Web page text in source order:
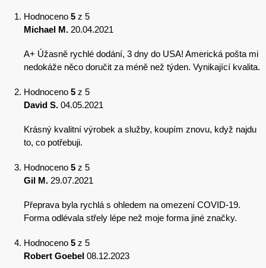
Hodnoceno 5 z 5
Michael M. 20.04.2021
A+ Úžasně rychlé dodání, 3 dny do USA! Americká pošta mi
nedokáže něco doručit za méně než týden. Vynikající kvalita.
Hodnoceno 5 z 5
David S. 04.05.2021
Krásný kvalitní výrobek a služby, koupím znovu, když najdu
to, co potřebuji.
Hodnoceno 5 z 5
Gil M. 29.07.2021
Přeprava byla rychlá s ohledem na omezení COVID-19.
Forma odlévala střely lépe než moje forma jiné značky.
Hodnoceno 5 z 5
Robert Goebel 08.12.2023